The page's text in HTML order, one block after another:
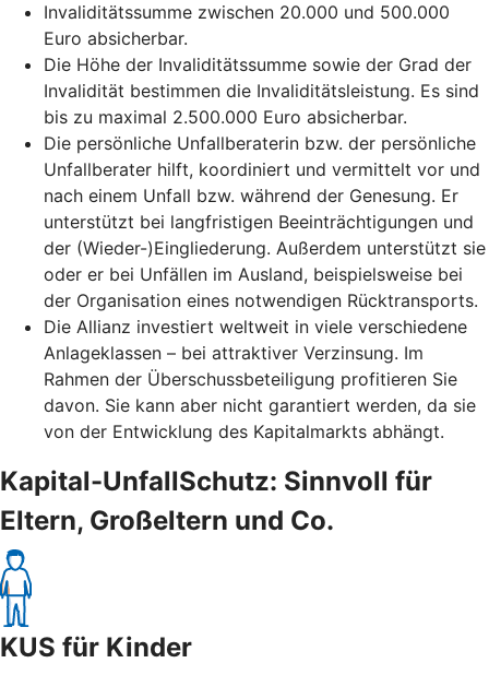
Invaliditätssumme zwischen 20.000 und 500.000
Euro absicherbar.
Die Höhe der Invaliditätssumme sowie der Grad der
Invalidität bestimmen die Invaliditätsleistung. Es sind
bis zu maximal 2.500.000 Euro absicherbar.
Die persönliche Unfallberaterin bzw. der persönliche
Unfallberater hilft, koordiniert und vermittelt vor und
nach einem Unfall bzw. während der Genesung. Er
unterstützt bei langfristigen Beeinträchtigungen und
der (Wieder-)Eingliederung. Außerdem unterstützt sie
oder er bei Unfällen im Ausland, beispielsweise bei
der Organisation eines notwendigen Rücktransports.
Die Allianz investiert weltweit in viele verschiedene
Anlageklassen – bei attraktiver Verzinsung. Im
Rahmen der Überschussbeteiligung profitieren Sie
davon. Sie kann aber nicht garantiert werden, da sie
von der Entwicklung des Kapitalmarkts abhängt.
Kapital-UnfallSchutz: Sinnvoll für
Eltern, Großeltern und Co.
KUS für Kinder